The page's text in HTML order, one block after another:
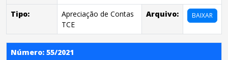
Tipo:
Apreciação de Contas
TCE
Arquivo: BAIXAR
Número: 55/2021